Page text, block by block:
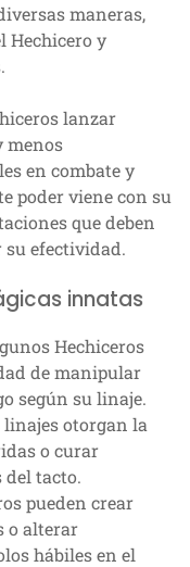
maneras,
Hechicero y
lanzar
menos
en combate y
poder viene con su
que deben
efectividad.
innatas
Hechiceros
de manipular
según su linaje.
linajes otorgan la
o curar
del tacto.
pueden crear
o alterar
hábiles en el